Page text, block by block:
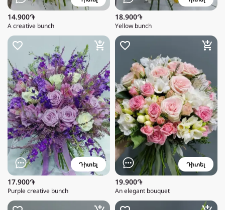
14.900֏
A creative bunch
18.900֏
Yellow bunch
Դիտել
17.900֏
Purple creative bunch
Դիտել
19.900֏
An elegant bouquet